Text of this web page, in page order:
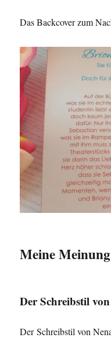
Das Backcover zum
Meine
Der Schreibstil
Der Schreibstil von